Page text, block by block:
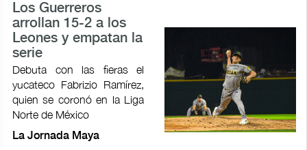
Los Guerreros
arrollan 15-2 a los
Leones y empatan la
serie
Debuta con las fieras el
yucateco Fabrizio Ramírez,
quien se coronó en la Liga
Norte de México
La Jornada Maya